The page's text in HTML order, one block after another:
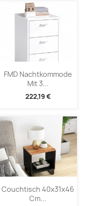
FMD Nachtkommode
Mit 3...
222,19 €
Couchtisch 40x31x46
Cm...